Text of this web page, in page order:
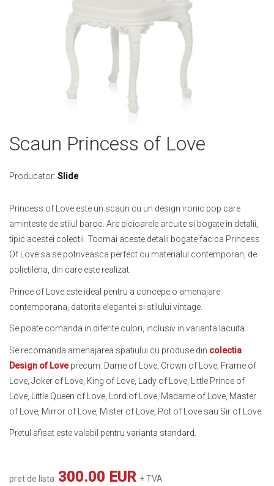
Scaun Princess of Love
Producator: Slide
Princess of Love este un scaun cu un design ironic pop care
aminteste de stilul baroc. Are picioarele arcuite si bogate in detalii,
tipic acestei colectii. Tocmai aceste detalii bogate fac ca Princess
Of Love sa se potriveasca perfect cu materialul contemporan, de
polietilena, din care este realizat.
Prince of Love este ideal pentru a concepe o amenajare
contemporana, datorita elegantei si stilului vintage.
Se poate comanda in diferite culori, inclusiv in varianta lacuita.
Se recomanda amenajarea spatiului cu produse din colectia
Design of Loveprecum: Dame of Love, Crown of Love, Frame of
Love, Joker of Love, King of Love, Lady of Love, Little Prince of
Love, Little Queen of Love, Lord of Love, Madame of Love, Master
of Love, Mirror of Love, Mister of Love, Pot of Love sau Sir of Love.
Pretul afisat este valabil pentru varianta standard.
pret de lista 300.00 EUR + TVA
Skip
to
beginning
images
gallery